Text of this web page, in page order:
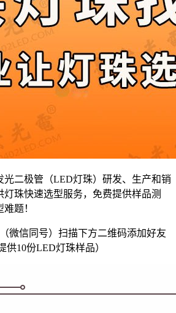
光二极管（LED灯珠）研发、生产和销
珠快速选型服务，免费提供样品测
题！
（微信同号）扫描下方二维码添加好友
供10份LED灯珠样品）